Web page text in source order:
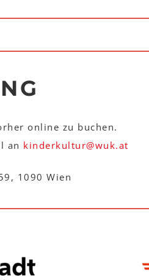
online zu buchen.
an kinderkultur@wuk.at
1090 Wien